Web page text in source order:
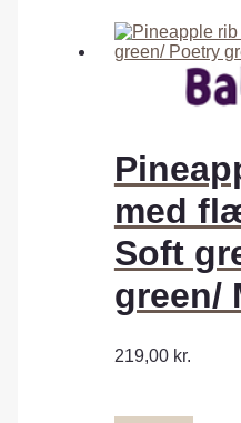
med
Soft
green/
219,00 kr.